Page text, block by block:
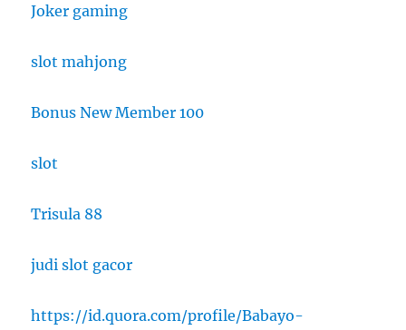
Joker gaming
slot mahjong
Bonus New Member 100
slot
Trisula 88
judi slot gacor
https://id.quora.com/profile/Babayo-